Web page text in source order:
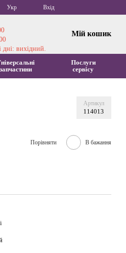
Укр Вхід
дні: вихідний.
Мій кошик
запчастини
Послуги
сервісу
Артикул
114013
Порівняти В бажання